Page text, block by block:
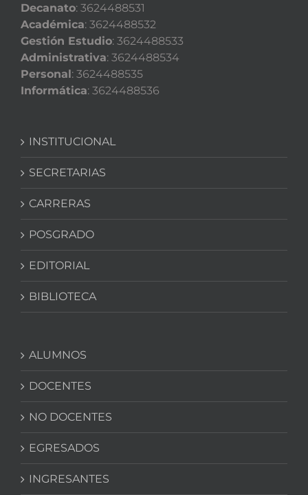
Decanato: 3624488531
Académica: 3624488532
Gestión Estudio: 3624488533
Administrativa: 3624488534
Personal: 3624488535
Informática: 3624488536
INSTITUCIONAL
SECRETARIAS
CARRERAS
POSGRADO
EDITORIAL
BIBLIOTECA
ALUMNOS
DOCENTES
NO DOCENTES
EGRESADOS
INGRESANTES